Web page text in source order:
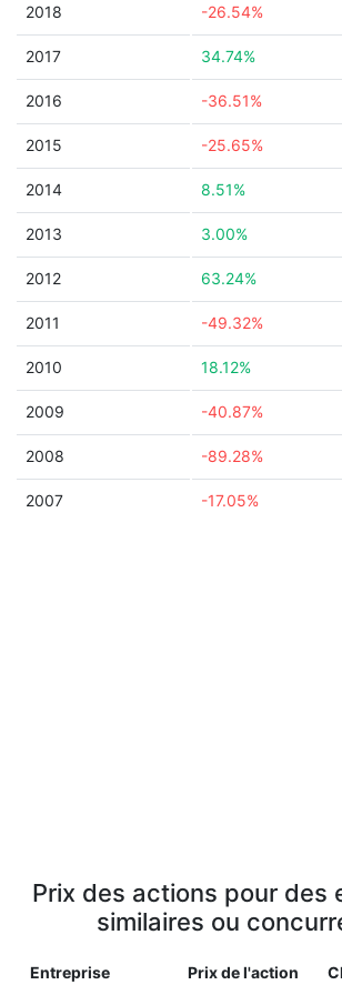
2018 -26.54%
2017 34.74%
2016 -36.51%
2015 -25.65%
2014 8.51%
2013 3.00%
2012 63.24%
2011 -49.32%
2010 18.12%
2009 -40.87%
2008 -89.28%
2007 -17.05%
Prix des actions pour des
similaires ou
Entreprise Prix de l'action